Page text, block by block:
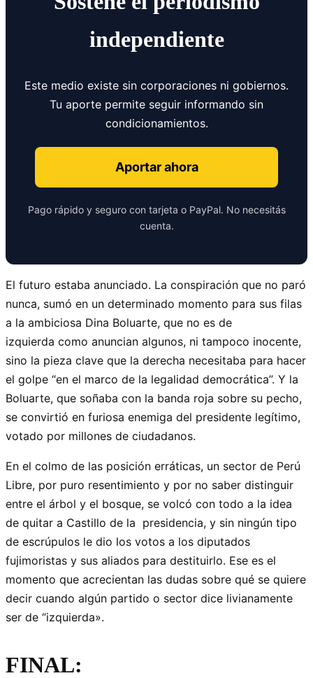
independiente
Este medio existe sin corporaciones ni gobiernos.
Tu aporte permite seguir informando sin
condicionamientos.
Aportar ahora
Pago rápido y seguro con tarjeta o PayPal. No necesitás
cuenta.
El futuro estaba anunciado. La conspiración que no paró
nunca, sumó en un determinado momento para sus filas
a la ambiciosa Dina Boluarte, que no es de
izquierda como anuncian algunos, ni tampoco inocente,
sino la pieza clave que la derecha necesitaba para hacer
el golpe “en el marco de la legalidad democrática”. Y la
Boluarte, que soñaba con la banda roja sobre su pecho,
se convirtió en furiosa enemiga del presidente legítimo,
votado por millones de ciudadanos.
En el colmo de las posición erráticas, un sector de Perú
Libre, por puro resentimiento y por no saber distinguir
entre el árbol y el bosque, se volcó con todo a la idea
de quitar a Castillo de la presidencia, y sin ningún tipo
de escrúpulos le dio los votos a los diputados
fujimoristas y sus aliados para destituirlo. Ese es el
momento que acrecientan las dudas sobre qué se quiere
decir cuando algún partido o sector dice livianamente
ser de “izquierda».
FINAL: